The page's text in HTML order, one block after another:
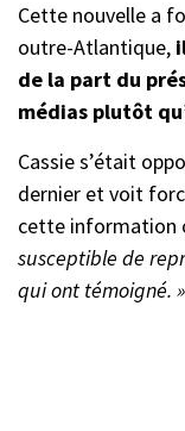
Cette nouvelle a
outre-Atlantique,
de la part du
médias plutôt
Cassie s’était
dernier et voit
cette information
susceptible de
qui ont témoigné. »